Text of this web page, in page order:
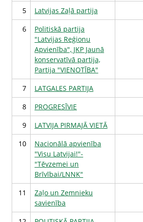
5 Latvijas Zaļā partija
6
Politiskā partija
"Latvijas Reģionu
Apvienība", JKP Jaunā
konservatīvā partija,
Partija "VIENOTĪBA"
7 LATGALES PARTIJA
8
PROGRESĪVIE
9
LATVIJA PIRMAJĀ VIETĀ
10
Nacionālā apvienība
"Visu Latvijai!"-
"Tēvzemei un
Brīvībai/LNNK"
11
Zaļo un Zemnieku
savienība